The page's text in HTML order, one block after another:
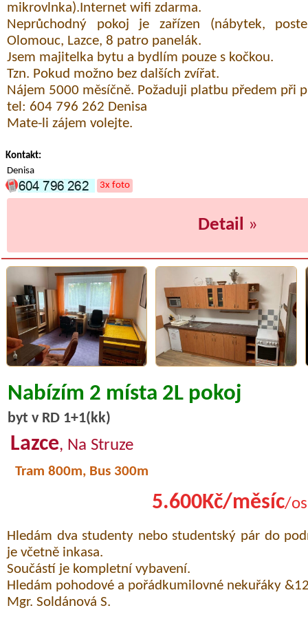
mikrovlnka).Internet wifi zdarma.
Neprůchodný pokoj je zařízen (nábytek,
Olomouc, Lazce, 8 patro panelák.
Jsem majitelka bytu a bydlím pouze s kočkou.
Tzn. Pokud možno bez dalších zvířat.
Nájem 5000 měsíčně. Požaduji platbu předem při
tel: 604 796 262 Denisa
Mate-li zájem volejte.
Kontakt:
Denisa
3x foto
Detail »
Nabízím 2 místa 2L pokoj
byt v RD 1+1(kk)
Lazce, Na Struze
Tram 800m, Bus 300m
5.600Kč/měsíc/
Hledám dva studenty nebo studentský pár do
je včetně inkasa.
Součástí je kompletní vybavení.
Hledám pohodové a pořádkumilovné nekuřáky
Mgr. Soldánová S.